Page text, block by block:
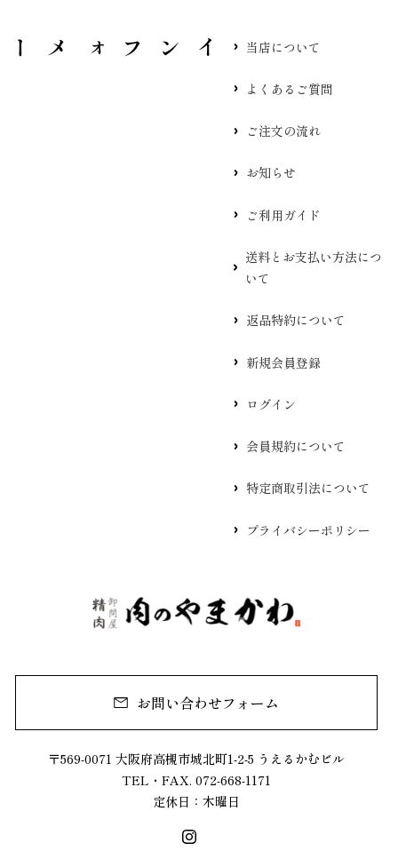
お問い合わせフォーム
〒569-0071 大阪府高槻市城北町1-2-5 うえるかむビル
TEL・FAX. 072-668-1171
定休日：木曜日
当店について
よくあるご質問
ご注文の流れ
お知らせ
ご利用ガイド
送料とお支払い方法につ
いて
返品特約について
新規会員登録
ログイン
会員規約について
特定商取引法について
プライバシーポリシー